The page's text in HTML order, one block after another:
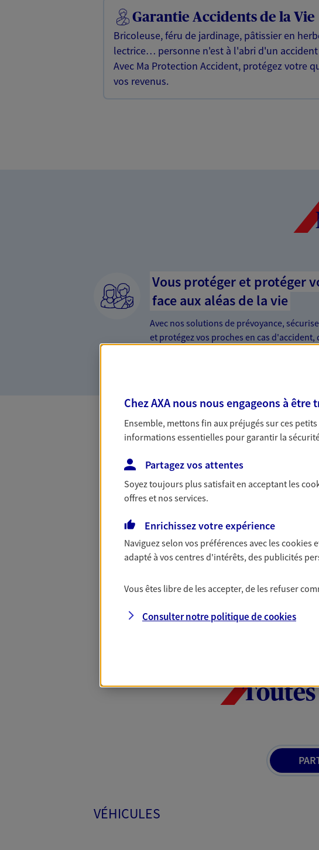
Garantie Accidents de la Vie
Bricoleuse, féru de jardinage, pâtissier en
lectrice… personne n'est à l'abri d'un
Avec Ma Protection Accident, protégez votre
vos revenus.
Vous protéger et protéger
face aux aléas de la vie
Avec nos solutions de prévoyance,
et protégez vos proches en cas
Les Mois Qui Comptent
Avec l'offre Les Mois Qui Comptent, lorsque
êtes remboursé de 2, 3, 4 ou même 5 mois de
d'informations sur axa.fr
EN SAVOIR PLUS
VÉHICULES
Chez AXA nous nous engageons à
Ensemble, mettons fin aux préjugés sur ces
informations essentielles pour garantir la
Partagez vos attentes
Soyez toujours plus satisfait en acceptant les
offres et nos services.
Enrichissez votre expérience
Naviguez selon vos préférences avec lescookies
adapté à vos centres d'intérêts, des publicités
Vous êtes libre de les accepter, de les refuser
Consulter notre politique decookies